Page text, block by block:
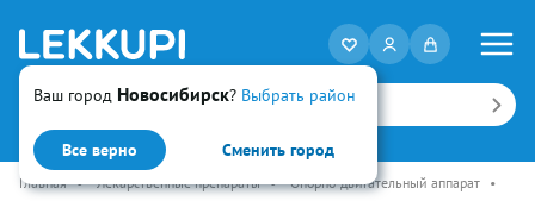
Ваш город Новосибирск? Выбрать район
Все верно Сменить город
Искать
Главная • Лекарственные препараты • Опорно-двигательный аппарат •